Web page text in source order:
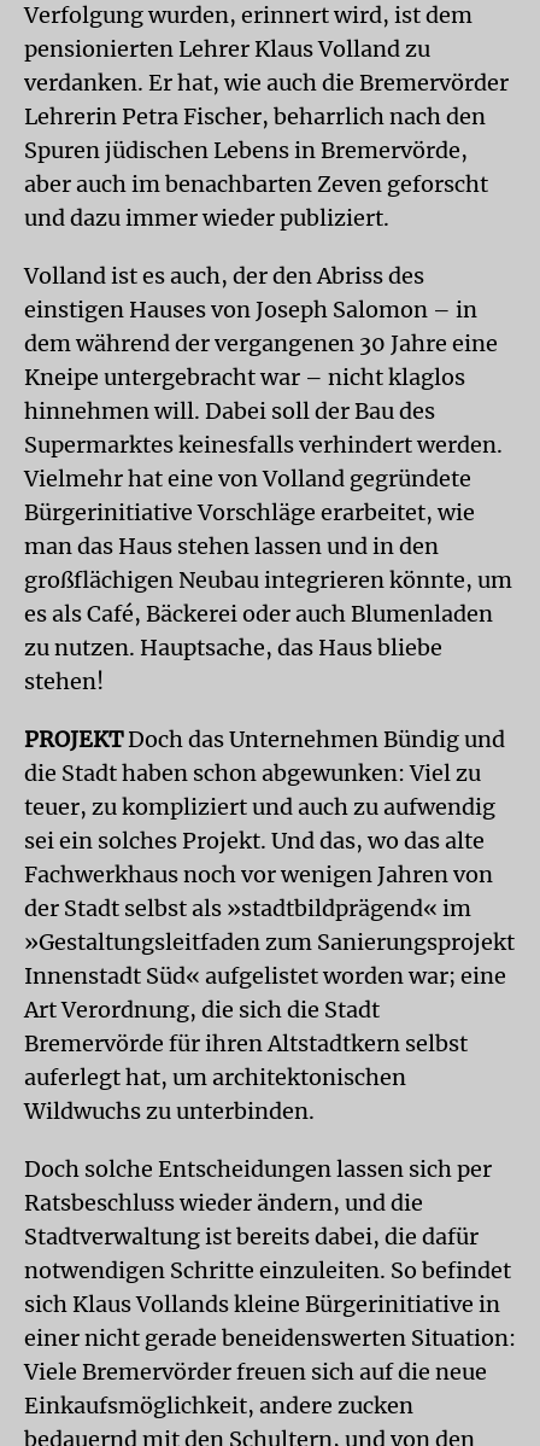
Verfolgung wurden, erinnert wird, ist dem
pensionierten Lehrer Klaus Volland zu
verdanken. Er hat, wie auch die Bremervörder
Lehrerin Petra Fischer, beharrlich nach den
Spuren jüdischen Lebens in Bremervörde,
aber auch im benachbarten Zeven geforscht
und dazu immer wieder publiziert.
Volland ist es auch, der den Abriss des
einstigen Hauses von Joseph Salomon – in
dem während der vergangenen 30 Jahre eine
Kneipe untergebracht war – nicht klaglos
hinnehmen will. Dabei soll der Bau des
Supermarktes keinesfalls verhindert werden.
Vielmehr hat eine von Volland gegründete
Bürgerinitiative Vorschläge erarbeitet, wie
man das Haus stehen lassen und in den
großflächigen Neubau integrieren könnte, um
es als Café, Bäckerei oder auch Blumenladen
zu nutzen. Hauptsache, das Haus bliebe
stehen!
PROJEKTDoch das Unternehmen Bündig und
die Stadt haben schon abgewunken: Viel zu
teuer, zu kompliziert und auch zu aufwendig
sei ein solches Projekt. Und das, wo das alte
Fachwerkhaus noch vor wenigen Jahren von
der Stadt selbst als »stadtbildprägend« im
»Gestaltungsleitfaden zum Sanierungsprojekt
Innenstadt Süd« aufgelistet worden war; eine
Art Verordnung, die sich die Stadt
Bremervörde für ihren Altstadtkern selbst
auferlegt hat, um architektonischen
Wildwuchs zu unterbinden.
Doch solche Entscheidungen lassen sich per
Ratsbeschluss wieder ändern, und die
Stadtverwaltung ist bereits dabei, die dafür
notwendigen Schritte einzuleiten. So befindet
sich Klaus Vollands kleine Bürgerinitiative in
einer nicht gerade beneidenswerten Situation:
Viele Bremervörder freuen sich auf die neue
Einkaufsmöglichkeit, andere zucken
bedauernd mit den Schultern, und von den